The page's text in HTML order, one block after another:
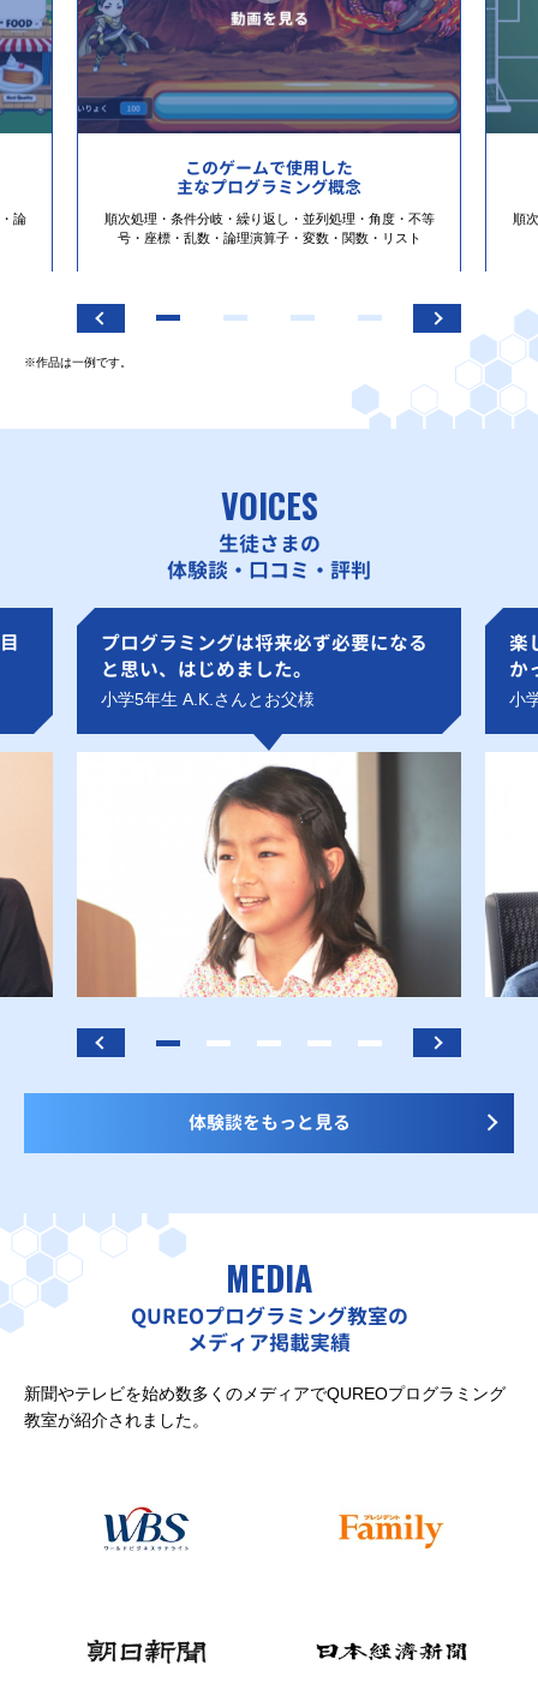
論
このゲームで使用した
主なプログラミング概念
順次処理・条件分岐・繰り返し・並列処理・角度・不等
号・座標・乱数・論理演算子・変数・関数・リスト
順
※作品は一例です。
VOICES
生徒さまの
体験談・口コミ・評判
プログラミングは将来必ず必要になる
と思い、はじめました。
小学5年生 A.K.さんとお父様
楽
か
小
体験談をもっと見る
MEDIA
QUREOプログラミング教室の
メディア掲載実績
新聞やテレビを始め数多くのメディアでQUREOプログラミング
教室が紹介されました。